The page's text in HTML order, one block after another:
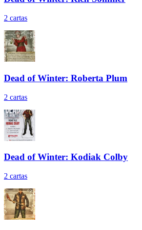
2 cartas
Dead of Winter: Roberta Plum
2 cartas
Dead of Winter: Kodiak Colby
2 cartas